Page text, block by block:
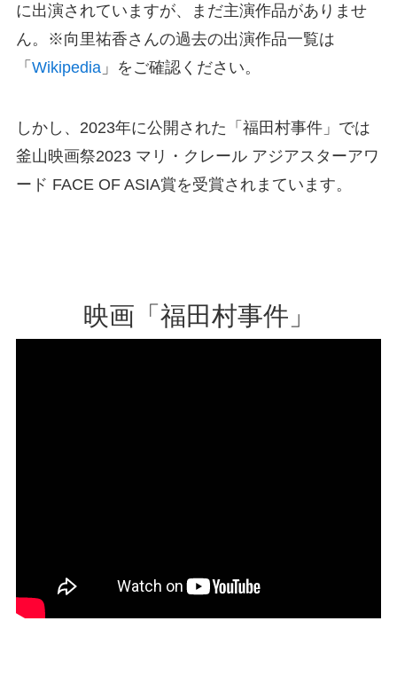
に出演されていますが、まだ主演作品がありませ
ん。※向里祐香さんの過去の出演作品一覧は
「 Wikipedia」をご確認ください。
しかし、2023年に公開された「福田村事件」では
釜山映画祭2023 マリ・クレール アジアスターアワ
ード FACE OF ASIA賞を受賞されまています。
映画「福田村事件」